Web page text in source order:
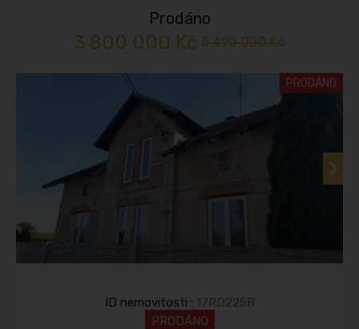
Prodáno
3 800 000 Kč 5 490 000 Kč
PRODÁNO
ID nemovitosti : 17RD225B
PRODÁNO